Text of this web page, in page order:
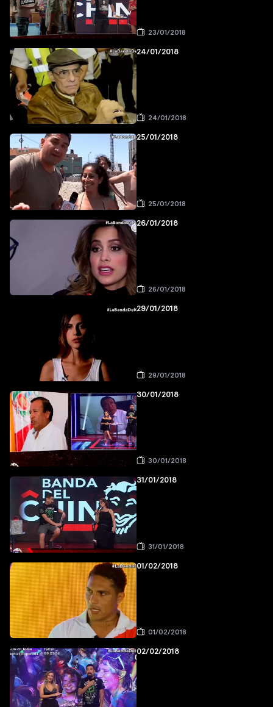
23/01/2018
24/01/2018
24/01/2018
25/01/2018
25/01/2018
26/01/2018
26/01/2018
29/01/2018
29/01/2018
30/01/2018
30/01/2018
31/01/2018
31/01/2018
01/02/2018
01/02/2018
02/02/2018